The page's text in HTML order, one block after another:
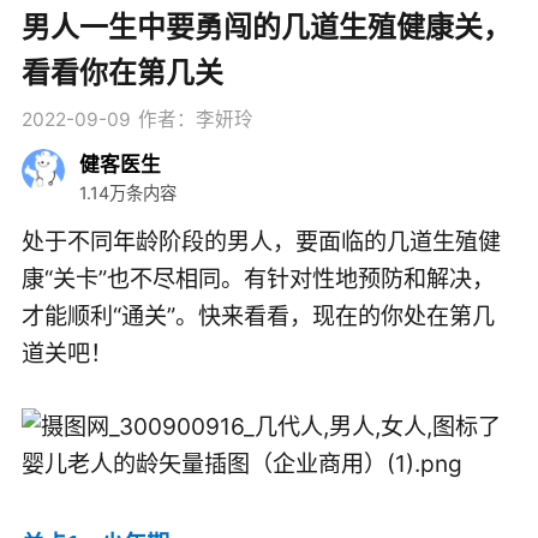
男人一生中要勇闯的几道生殖健康关，
看看你在第几关
2022-09-09 作者：李妍玲
健客医生
1.14万条内容
处于不同年龄阶段的男人，要面临的几道生殖健
康“关卡”也不尽相同。有针对性地预防和解决，
才能顺利“通关”。快来看看，现在的你处在第几
道关吧！